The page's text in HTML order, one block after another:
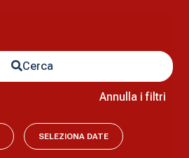
Cerca
Annulla i filtri
SELEZIONA DATE